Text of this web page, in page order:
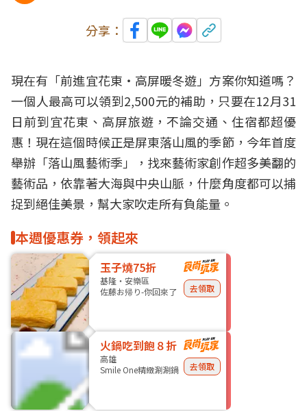
分享：
現在有「前進宜花東‧高屏暖冬遊」方案你知道嗎？
一個人最高可以領到2,500元的補助，只要在12月31
日前到宜花東、高屏旅遊，不論交通、住宿都超優
惠！現在這個時候正是屏東落山風的季節，今年首度
舉辦「落山風藝術季」，找來藝術家創作超多美翻的
藝術品，依靠著大海與中央山脈，什麼角度都可以捕
捉到絕佳美景，幫大家吹走所有負能量。
本週優惠券，領起來
玉子燒75折
基隆・安樂區
佐藤お帰り-你回來了
去領取
火鍋吃到飽８折
高雄
Smile One精緻涮涮鍋
去領取